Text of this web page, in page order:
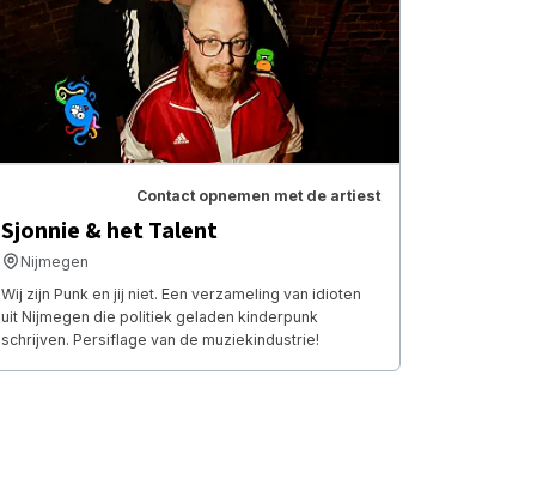
Contact opnemen met de artiest
Sjonnie & het Talent
Nijmegen
Wij zijn Punk en jij niet. Een verzameling van idioten
uit Nijmegen die politiek geladen kinderpunk
schrijven. Persiflage van de muziekindustrie!